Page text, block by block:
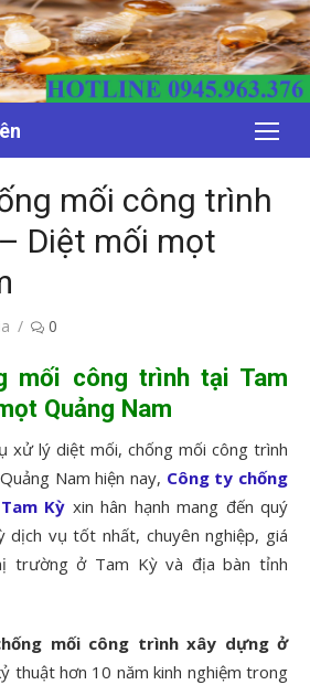
mối công trình
Diệt mối mọt
0
mối công trình tại Tam
Quảng Nam
xử lý diệt mối, chống mối công trình
Nam hiện nay, Công ty chống
Kỳ xin hân hạnh mang đến quý
dịch vụ tốt nhất, chuyên nghiệp, giá
trường ở Tam Kỳ và địa bàn tỉnh
mối công trình xây dựng ở
thuật hơn 10 năm kinh nghiệm trong